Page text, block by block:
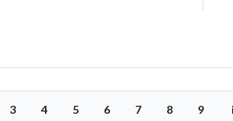
3 4 5 6 7 8 9